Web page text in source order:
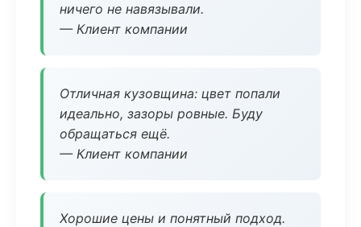
ничего не навязывали.
— Клиент компании
Отличная кузовщина: цвет попали
идеально, зазоры ровные. Буду
обращаться ещё.
— Клиент компании
Хорошие цены и понятный подход.